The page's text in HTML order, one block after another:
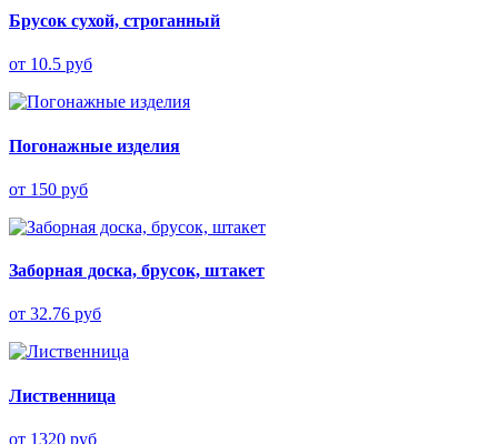
Брусок сухой, строганный
от 10.5 руб
Погонажные изделия
от 150 руб
Заборная доска, брусок, штакет
от 32.76 руб
Лиственница
от 1320 руб